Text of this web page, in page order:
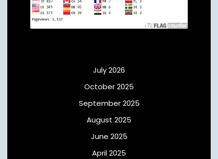
July 2026
October 2025
September 2025
August 2025
June 2025
April 2025